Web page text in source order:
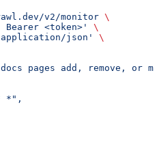
v2/monitor \
<token>'
\
json'
\
pages add, remove, or
*",